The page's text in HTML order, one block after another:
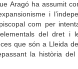
Aragó ha assumit
i
com per
del dret i
que són a Lleida
la història del